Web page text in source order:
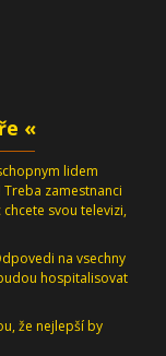
«
lidem
zamestnanci
svou televizi,
na vsechny
hospitalisovat
že nejlepší by